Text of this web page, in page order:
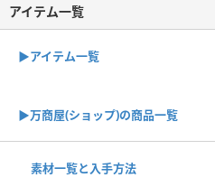
アイテム一覧
▶アイテム一覧
▶︎万商屋(ショップ)の商品一覧
素材一覧と入手方法